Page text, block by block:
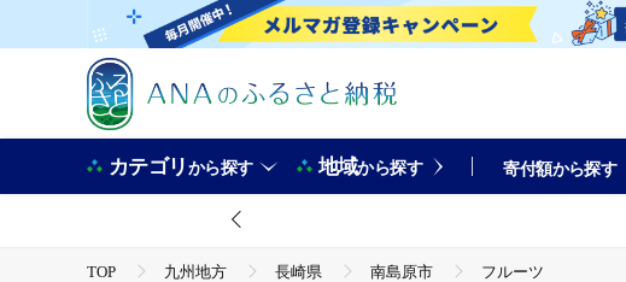
カテゴリから探す 地域から探す 寄付額から探す
TOP 九州地方 長崎県 南島原市 フルーツ